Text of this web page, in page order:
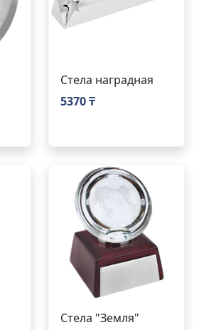
Стела наградная
5370 ₸
Стела "Земля"